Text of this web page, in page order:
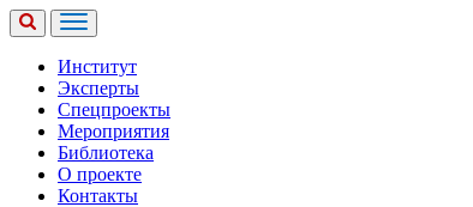
Институт
Эксперты
Спецпроекты
Мероприятия
Библиотека
О проекте
Контакты